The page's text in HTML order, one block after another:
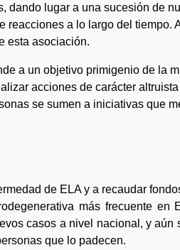
dando lugar a una sucesión de
reacciones a lo largo del tiempo.
esta asociación.
a un objetivo primigenio de la
acciones de carácter
se sumen a iniciativas que
de ELA y a recaudar
más frecuente
casos a nivel nacional, y
que lo padecen.